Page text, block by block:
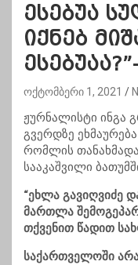
ესებუა
იქნებ
ოქტომბერი 1, 2021 N.I
ჟურნალისტი ინგა
გვერდზე
რომლის
სააკაშვილი
“ეხლა გავიღვიძე
მართლა
თქვენით წადით
საქართველოში